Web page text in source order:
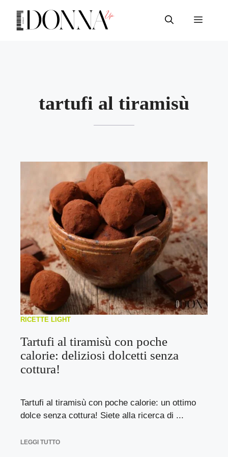
contenuto
Menu
tartufi al tiramisù
RICETTE LIGHT
Tartufi al tiramisù con poche
calorie: deliziosi dolcetti senza
cottura!
Tartufi al tiramisù con poche calorie: un ottimo
dolce senza cottura! Siete alla ricerca di ...
LEGGI TUTTO